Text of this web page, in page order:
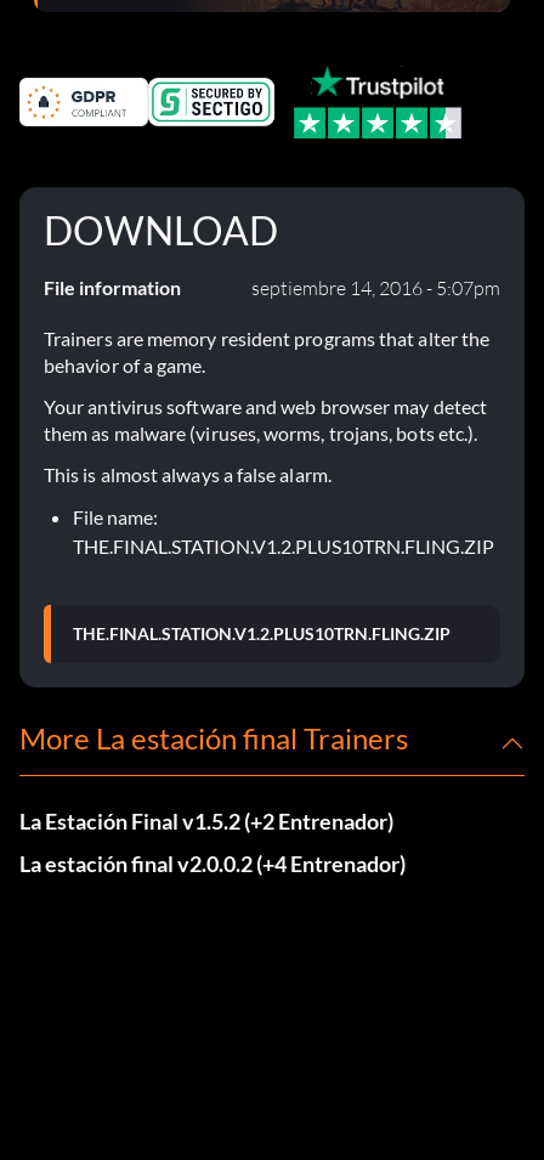
el parche 1.0.4
DOWNLOAD
File information septiembre 14, 2016 - 5:07pm
Trainers are memory resident programs that alter the
behavior of a game.
Your antivirus software and web browser may detect
them as malware (viruses, worms, trojans, bots etc.).
This is almost always a false alarm.
File name:
THE.FINAL.STATION.V1.2.PLUS10TRN.FLING.ZIP
THE.FINAL.STATION.V1.2.PLUS10TRN.FLING.ZIP
More La estación final Trainers
La Estación Final v1.5.2 (+2 Entrenador)
La estación final v2.0.0.2 (+4 Entrenador)